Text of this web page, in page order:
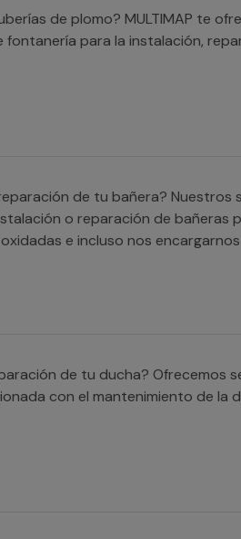
de plomo? MULTIMAP te
para la instalación,
de tu bañera? Nuestros
o reparación de bañeras
e incluso nos
de tu ducha? Ofrecemos
con el mantenimiento de la